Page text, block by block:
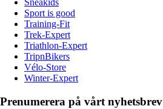
Sneakids
Sport is good
Training-Fit
Trek-Expert
Triathlon-Expert
TripnBikers
Vélo-Store
Winter-Expert
Prenumerera på vårt nyhetsbrev